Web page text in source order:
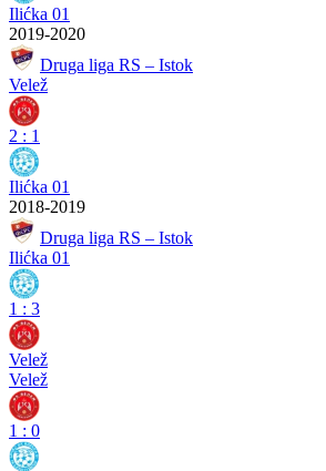
Ilićka 01
2019-2020
Druga liga RS – Istok
Velež
2 : 1
Ilićka 01
2018-2019
Druga liga RS – Istok
Ilićka 01
1 : 3
Velež
Velež
1 : 0